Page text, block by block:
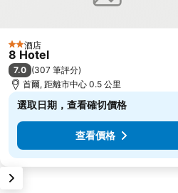
2 星級
酒店
8 Hotel
7.0 (307 筆評分)
首爾, 距離市中心 0.5 公里
選取日期，查看確切價格
查看價格